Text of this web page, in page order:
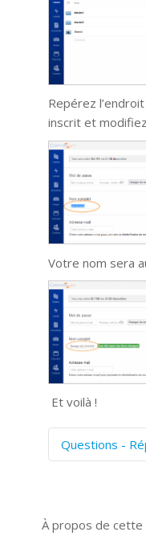
Repérez
inscrit et
Votre nom sera
Et voilà !
Questions -
Prise de
À propos de cette